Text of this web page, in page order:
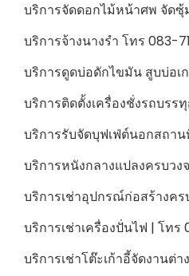
บริการจัดดอกไม้หน้าศพ จัดซุ้
บริการจ้างนางรำ โทร 083-
บริการดูดบ่อดักไขมัน สูบบ่อเ
บริการติดตั้งเครื่องชั่งรถบรร
บริการรับจัดบุฟเฟ่ต์นอกสถา
บริการหนังกลางแปลงครบวง
บริการเช่าอุปกรณ์ก่อสร้างคร
บริการเช่าเครื่องปั่นไฟ | โท
บริการเช่าโต๊ะเก้าอี้จัดงานต่า